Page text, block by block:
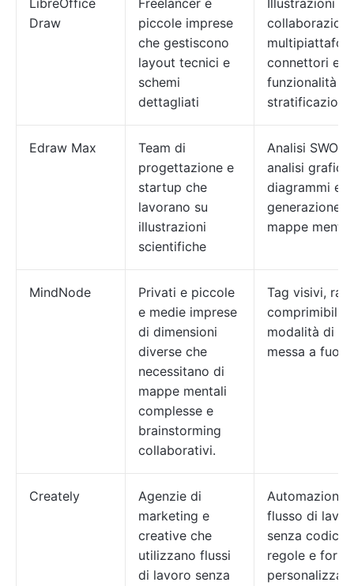
LibreOffice
Draw
Freelancer e
piccole imprese
che gestiscono
layout tecnici e
schemi
dettagliati
Illustrazioni
connettori e
funzionalità di
stratificazione
Edraw Max
Team di
progettazione e
startup che
lavorano su
illustrazioni
scientifiche
Analisi SWOT,
analisi grafica,
diagrammi e
generazione
mappe
MindNode
Privati e piccole
e medie imprese
di dimensioni
diverse che
necessitano di
mappe mentali
complesse e
brainstorming
collaborativi.
Tag visivi,
comprimibili e
modalità di
messa a fuoco
Creately
Agenzie di
marketing e
creative che
utilizzano flussi
di lavoro senza
Automazione
flusso di
senza codice,
regole e